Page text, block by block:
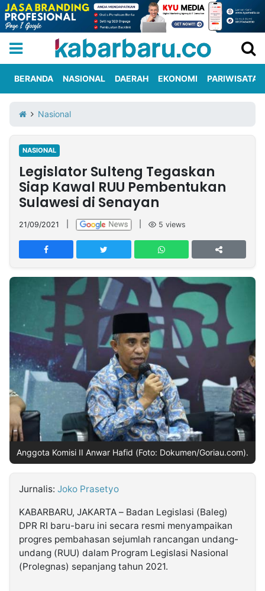
Iklan
Berita
Kami
Nasional
International
Olahraga
Entertainment
Daerah
Pariwisata
Kuliner
Kolom
Network
PT
TREETAN
INDONESIA
NTB
Time
IDN
Jogja
Rakyat
News
Notice
Dinamikapost.com
Baru
Seedbacklink
Follow
Kabarbaru
Kabarbaru.co
BERANDA NASIONAL DAERAH EKONOMI PARIWISATA
Nasional
NASIONAL
Legislator Sulteng Tegaskan
Siap Kawal RUU Pembentukan
Sulawesi di Senayan
21/09/2021 5 views
Anggota Komisi II Anwar Hafid (Foto: Dokumen/Goriau.com).
Jurnalis: Joko Prasetyo
KABARBARU, JAKARTA – Badan Legislasi (Baleg)
DPR RI baru-baru ini secara resmi menyampaikan
progres pembahasan sejumlah rancangan undang-
undang (RUU) dalam Program Legislasi Nasional
(Prolegnas) sepanjang tahun 2021.